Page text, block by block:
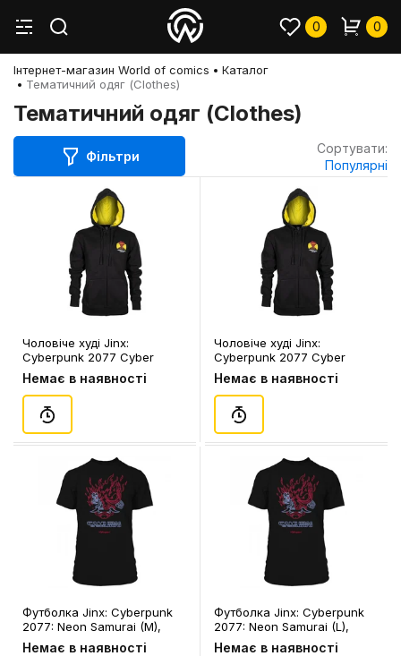
0 0
Інтернет-магазин World of comics
Каталог
Тематичний одяг (Clothes)
Тематичний одяг (Clothes)
Фільтри
Сортувати:
Популярні
Чоловіче худі Jinx:
Cyberpunk 2077 Cyber
Nights (М), (14884)
Немає в наявності
Чоловіче худі Jinx:
Cyberpunk 2077 Cyber
Nights (L), (14885)
Немає в наявності
Футболка Jinx: Cyberpunk
2077: Neon Samurai (M),
(14922)
Немає в наявності
Футболка Jinx: Cyberpunk
2077: Neon Samurai (L),
(14923)
Немає в наявності